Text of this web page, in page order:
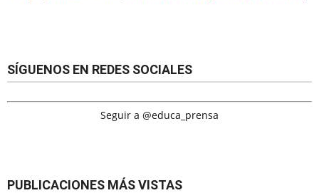
SÍGUENOS EN REDES SOCIALES
Seguir a @educa_prensa
PUBLICACIONES MÁS VISTAS